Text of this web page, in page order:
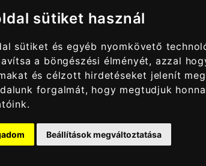
sütiket használ
sütiket és egyéb nyomkövető
a böngészési élményét, azzal
és célzott hirdetéseket jelenít
forgalmát, hogy megtudjuk
Beállítások megváltoztatása